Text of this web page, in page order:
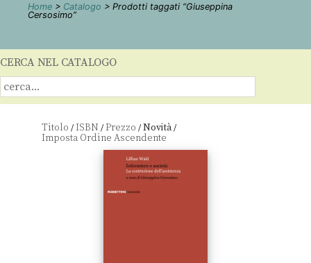
Home > Catalogo > Prodotti taggati “Giuseppina
Cersosimo”
CERCA NEL CATALOGO
Titolo /ISBN /Prezzo /Novità/